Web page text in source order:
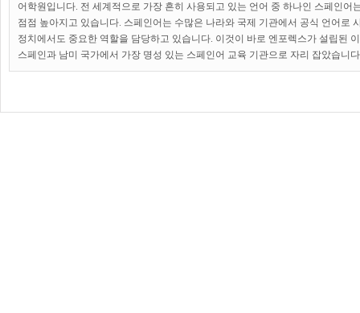
어학원입니다. 전 세계적으로 가장 흔히 사용되고 있는 언어 중 하나인 스페인
점점 높아지고 있습니다. 스페인어는 수많은 나라와 국제 기관에서 공식 언어로
정치에서도 중요한 역할을 담당하고 있습니다. 이것이 바로 엔포렉스가 설립된
스페인과 남미 국가에서 가장 명성 있는 스페인어 교육 기관으로 자리 잡았습니